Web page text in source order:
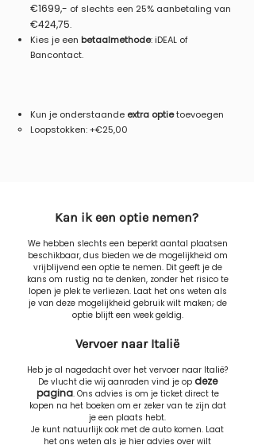
€1699,- of slechts een 25% aanbetaling van
€424,75.
Kies je een betaalmethode: iDEAL of
Bancontact.
Kun je onderstaande extra optietoevoegen
​Loopstokken: +€25,00
Kan ik een optie nemen?
We hebben slechts een beperkt aantal plaatsen
beschikbaar, dus bieden we de mogelijkheid om
vrijblijvend een optie te nemen. Dit geeft je de
kans om rustig na te denken, zonder het risico te
lopen je plek te verliezen. Laat het ons weten als
je van deze mogelijkheid gebruik wilt maken; de
optie blijft een week geldig.
Vervoer naar Italië
Heb je al nagedacht over het vervoer naar Italië?
De vlucht die wij aanraden vind je op deze
pagina. Ons advies is om je ticket direct te
kopen na het boeken om er zeker van te zijn dat
je een plaats hebt.
Je kunt natuurlijk ook met de auto komen. Laat
het ons weten als je hier advies over wilt